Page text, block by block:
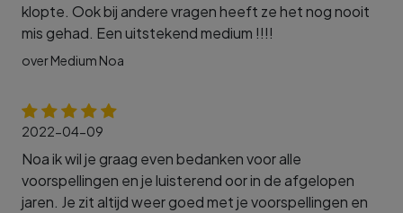
klopte. Ook bij andere vragen heeft ze het nog nooit
mis gehad. Een uitstekend medium !!!!
over Medium Noa
2022-04-09
Noa ik wil je graag even bedanken voor alle
voorspellingen en je luisterend oor in de afgelopen
jaren. Je zit altijd weer goed met je voorspellingen en